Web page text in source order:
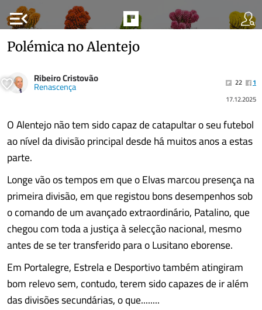
menu_open
Polémica no Alentejo
Ribeiro Cristovão
Renascença 22
1
17.12.2025
O Alentejo não tem sido capaz de catapultar o seu futebol
ao nível da divisão principal desde há muitos anos a estas
parte.
Longe vão os tempos em que o Elvas marcou presença na
primeira divisão, em que registou bons desempenhos sob
o comando de um avançado extraordinário, Patalino, que
chegou com toda a justiça à selecção nacional, mesmo
antes de se ter transferido para o Lusitano eborense.
Em Portalegre, Estrela e Desportivo também atingiram
bom relevo sem, contudo, terem sido capazes de ir além
das divisões secundárias, o que........